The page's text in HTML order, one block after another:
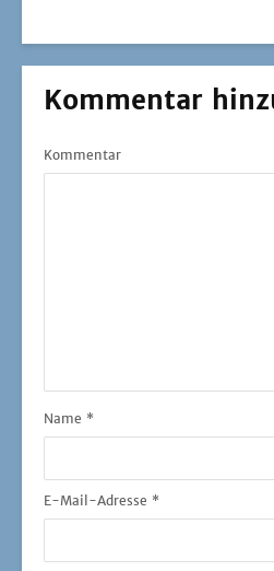
Kommentar
Kommentar
Name *
E-Mail-Adresse *